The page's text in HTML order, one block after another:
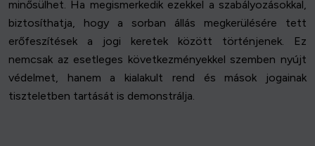
minősülhet. Ha megismerkedik ezekkel a szabályozásokkal,
biztosíthatja, hogy a sorban állás megkerülésére tett
erőfeszítések a jogi keretek között történjenek. Ez
nemcsak az esetleges következményekkel szemben nyújt
védelmet, hanem a kialakult rend és mások jogainak
tiszteletben tartását is demonstrálja.